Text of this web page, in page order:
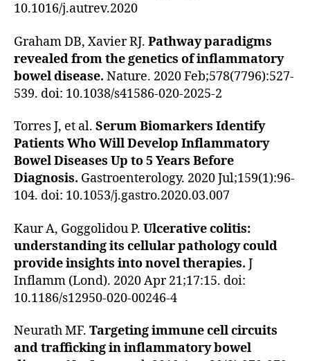
10.1016/j.autrev.2020
Graham DB, Xavier RJ. Pathway paradigms
revealed from the genetics of inflammatory
bowel disease. Nature. 2020 Feb;578(7796):527-
539. doi: 10.1038/s41586-020-2025-2
Torres J, et al. Serum Biomarkers Identify
Patients Who Will Develop Inflammatory
Bowel Diseases Up to 5 Years Before
Diagnosis. Gastroenterology. 2020 Jul;159(1):96-
104. doi: 10.1053/j.gastro.2020.03.007
Kaur A, Goggolidou P. Ulcerative colitis:
understanding its cellular pathology could
provide insights into novel therapies. J
Inflamm (Lond). 2020 Apr 21;17:15. doi:
10.1186/s12950-020-00246-4
Neurath MF. Targeting immune cell circuits
and trafficking in inflammatory bowel